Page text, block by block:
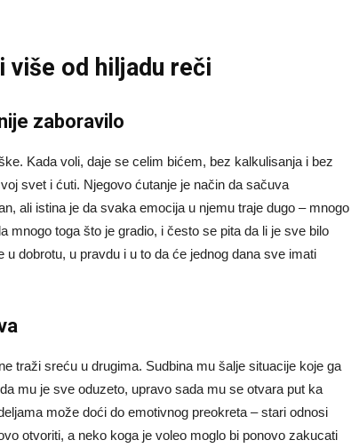
više od hiljadu reči
zaboravilo
Kada voli, daje se celim bićem, bez kalkulisanja i bez
svet i ćuti. Njegovo ćutanje je način da sačuva
ali istina je da svaka emocija u njemu traje dugo – mnogo
mnogo toga što je gradio, i često se pita da li je sve bilo
dobrotu, u pravdu i u to da će jednog dana sve imati
traži sreću u drugima. Sudbina mu šalje situacije koje ga
mu je sve oduzeto, upravo sada mu se otvara put ka
može doći do emotivnog preokreta – stari odnosi
otvoriti, a neko koga je voleo moglo bi ponovo zakucati